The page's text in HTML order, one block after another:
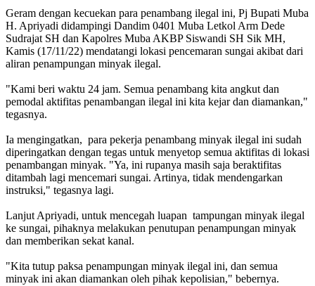
Geram dengan kecuekan para penambang ilegal ini, Pj Bupati Muba
H. Apriyadi didampingi Dandim 0401 Muba Letkol Arm Dede
Sudrajat SH dan Kapolres Muba AKBP Siswandi SH Sik MH,
Kamis (17/11/22) mendatangi lokasi pencemaran sungai akibat dari
aliran penampungan minyak ilegal.
"Kami beri waktu 24 jam. Semua penambang kita angkut dan
pemodal aktifitas penambangan ilegal ini kita kejar dan diamankan,"
tegasnya.
Ia mengingatkan, para pekerja penambang minyak ilegal ini sudah
diperingatkan dengan tegas untuk menyetop semua aktifitas di lokasi
penambangan minyak. "Ya, ini rupanya masih saja beraktifitas
ditambah lagi mencemari sungai. Artinya, tidak mendengarkan
instruksi," tegasnya lagi.
Lanjut Apriyadi, untuk mencegah luapan tampungan minyak ilegal
ke sungai, pihaknya melakukan penutupan penampungan minyak
dan memberikan sekat kanal.
"Kita tutup paksa penampungan minyak ilegal ini, dan semua
minyak ini akan diamankan oleh pihak kepolisian," bebernya.